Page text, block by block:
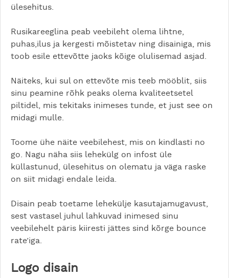
ülesehitus.
Rusikareeglina peab veebileht olema lihtne,
puhas,ilus ja kergesti mõistetav ning disainiga, mis
toob esile ettevõtte jaoks kõige olulisemad asjad.
Näiteks, kui sul on ettevõte mis teeb mööblit, siis
sinu peamine rõhk peaks olema kvaliteetsetel
piltidel, mis tekitaks inimeses tunde, et just see on
midagi mulle.
Toome ühe näite veebilehest, mis on kindlasti no
go. Nagu näha siis lehekülg on infost üle
küllastunud, ülesehitus on olematu ja väga raske
on siit midagi endale leida.
Disain peab toetame lehekülje kasutajamugavust,
sest vastasel juhul lahkuvad inimesed sinu
veebilehelt päris kiiresti jättes sind kõrge bounce
rate’iga.
Logo disain